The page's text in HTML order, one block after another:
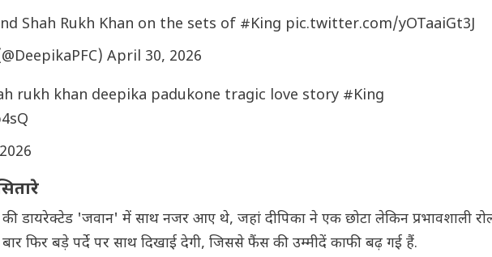
Shah Rukh Khan on the sets of #King pic.twitter.com/yOTaaiGt3J
April 30, 2026
rukh khan deepika padukone tragic love story #King
डायरेक्टेड 'जवान' में साथ नजर आए थे, जहां दीपिका ने एक छोटा लेकिन प्रभावशाली
फिर बड़े पर्दे पर साथ दिखाई देगी, जिससे फैंस की उम्मीदें काफी बढ़ गई हैं.